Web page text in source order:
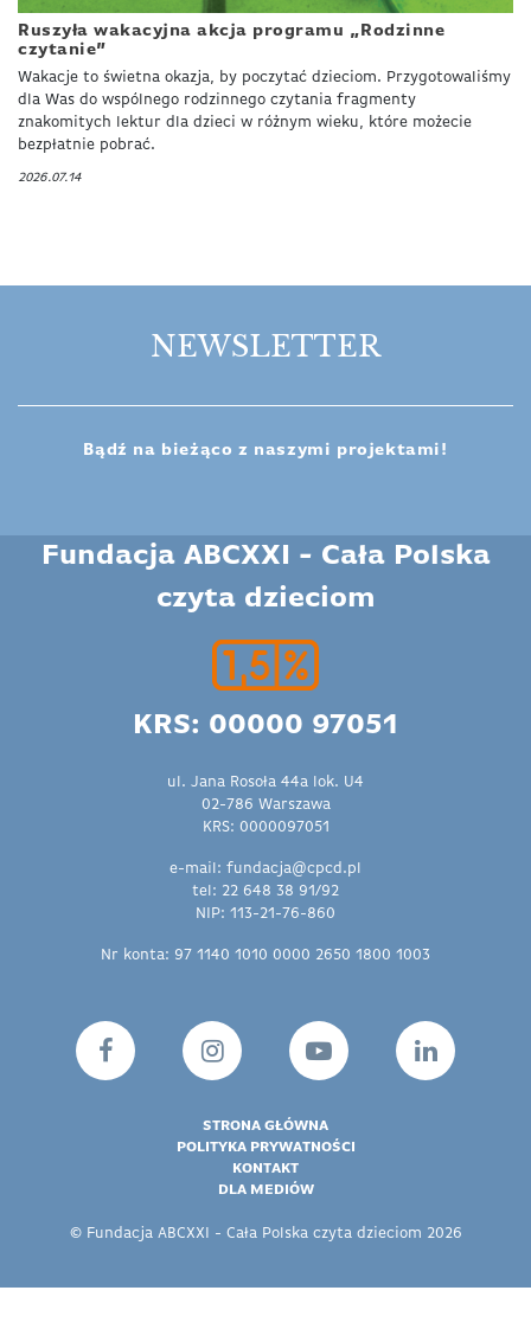
Ruszyła wakacyjna akcja programu „Rodzinne
czytanie”
Wakacje to świetna okazja, by poczytać dzieciom. Przygotowaliśmy
dla Was do wspólnego rodzinnego czytania fragmenty
znakomitych lektur dla dzieci w różnym wieku, które możecie
bezpłatnie pobrać.
2026.07.14
NEWSLETTER
Bądź na bieżąco z naszymi projektami!
Fundacja ABCXXI - Cała Polska
czyta dzieciom
KRS: 00000 97051
ul. Jana Rosoła 44a lok. U4
02-786 Warszawa
KRS: 0000097051
e-mail: fundacja@cpcd.pl
tel: 22 648 38 91/92
NIP: 113-21-76-860
Nr konta: 97 1140 1010 0000 2650 1800 1003
© Fundacja ABCXXI - Cała Polska czyta dzieciom 2026
STRONA GŁÓWNA
POLITYKA PRYWATNOŚCI
KONTAKT
DLA MEDIÓW